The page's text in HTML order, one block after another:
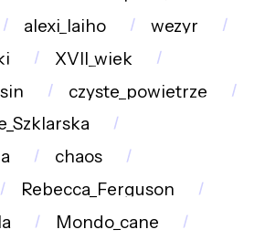
alexi_laiho
wezyr
XVII_wiek
czyste_powietrze
chaos
Rebecca_Ferguson
Mondo_cane